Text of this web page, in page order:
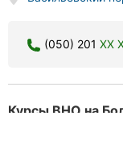
(050) 201 XX
Курсы ВНО на